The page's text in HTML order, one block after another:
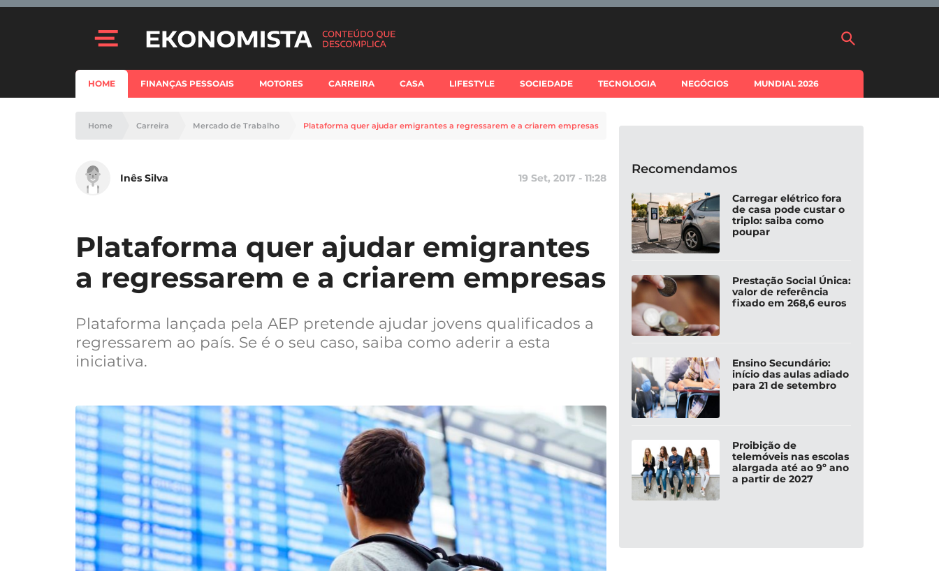
HOME FINANÇAS PESSOAIS MOTORES CARREIRA CASA LIFESTYLE SOCIEDADE TECNOLOGIA NEGÓCIOS MUNDIAL 2026
Home Carreira Mercado de Trabalho Plataforma quer ajudar emigrantes a regressarem e a criarem empresas
Inês Silva 19 Set, 2017 - 11:28
Plataforma quer ajudar emigrantes
a regressarem e a criarem empresas
Plataforma lançada pela AEP pretende ajudar jovens qualificados a
regressarem ao país. Se é o seu caso, saiba como aderir a esta
iniciativa.
Recomendamos
Carregar elétrico fora
de casa pode custar o
triplo: saiba como
poupar
Prestação Social Única:
valor de referência
fixado em 268,6 euros
Ensino Secundário:
início das aulas adiado
para 21 de setembro
Proibição de
telemóveis nas escolas
alargada até ao 9º ano
a partir de 2027